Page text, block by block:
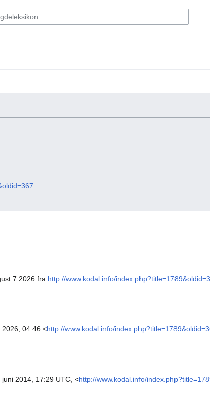
7 2026 fra http://www.kodal.info/
2026, 04:46 <http://www.kodal.info/
juni 2014, 17:29 UTC, <http://www.kodal.info/